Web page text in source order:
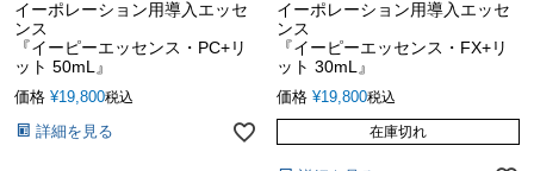
イーポレーション用導入エッセ
ンス
『イーピーエッセンス・PC+リ
ット 50mL』
価格 ¥19,800税込
詳細を見る
イーポレーション用導入エッセ
ンス
『イーピーエッセンス・FX+リ
ット 30mL』
価格 ¥19,800税込
在庫切れ